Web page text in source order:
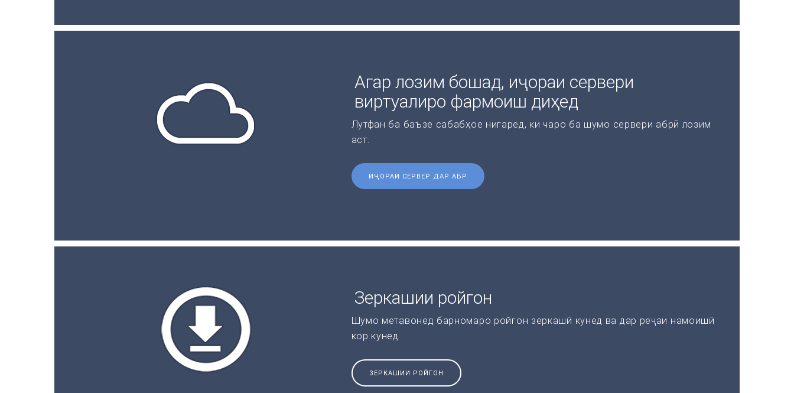
Агар лозим бошад, иҷораи сервери
виртуалиро фармоиш диҳед
Лутфан ба баъзе сабабҳое нигаред, ки чаро ба шумо сервери абрӣ лозим
аст.
ИҶОРАИ СЕРВЕР ДАР АБР
Зеркашии ройгон
Шумо метавонед барномаро ройгон зеркашӣ кунед ва дар реҷаи намоишӣ
кор кунед
ЗЕРКАШИИ РОЙГОН